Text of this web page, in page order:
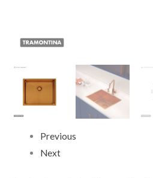
Previous
Next